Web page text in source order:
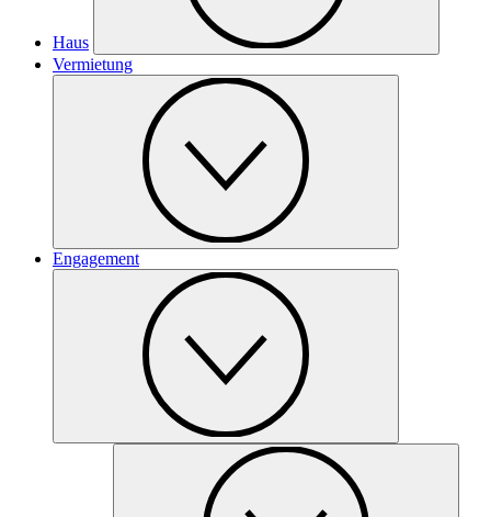
Haus
Vermietung
Engagement